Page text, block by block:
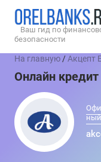
Ваш гид по
безопасности
На главную /Акцепт
Онлайн